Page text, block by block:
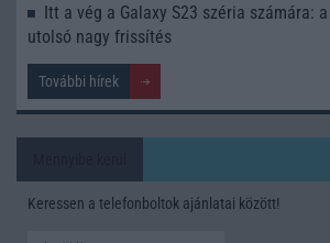
Itt a vég a Galaxy S23 széria számára:
utolsó nagy frissítés
További hírek
Keressen a telefonboltok ajánlatai között!